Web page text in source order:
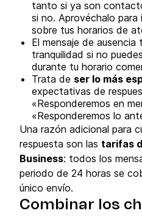
tanto si ya son
si no. Aprovéchalo
sobre tus horarios de
El mensaje de ausencia
tranquilidad si no
durante tu horario
Trata de ser lo más
expectativas de
«Responderemos en
«Responderemos lo
Una razón adicional para
respuesta son las tarifas
Business: todos los
periodo de 24 horas se
único envío.
Combinar los